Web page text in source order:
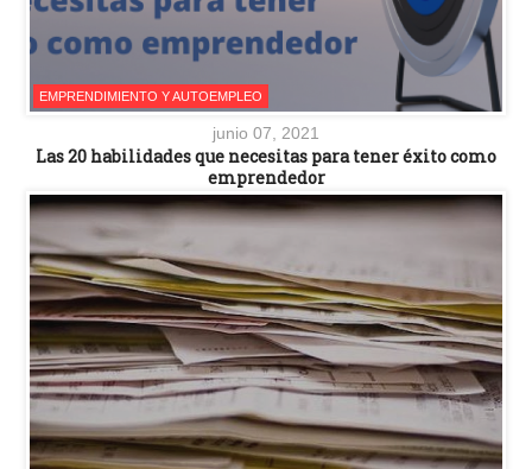
EMPRENDIMIENTO Y AUTOEMPLEO
junio 07, 2021
Las 20 habilidades que necesitas para tener éxito como
emprendedor